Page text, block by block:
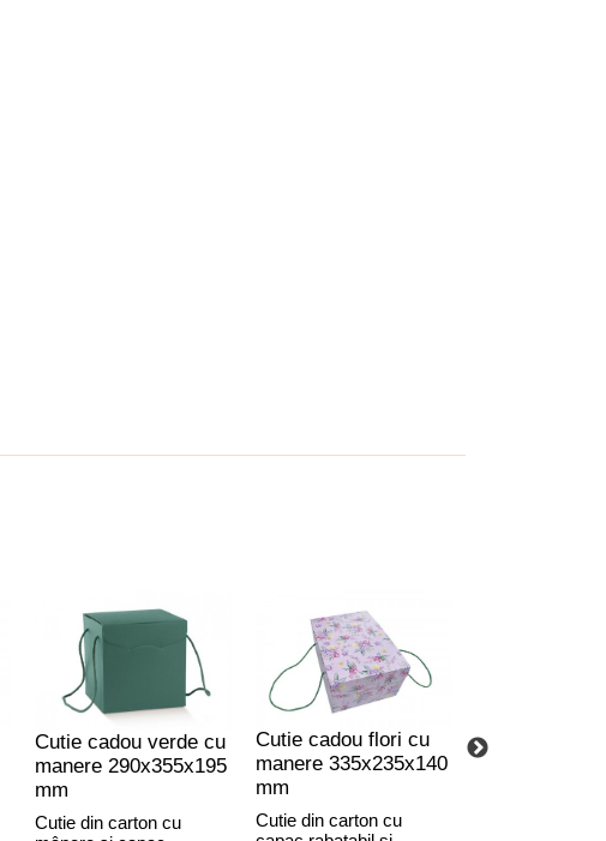
Cutie cadou verde cu
manere 290x355x195
mm
Cutie din carton cu
Cutie cadou flori cu
manere 335x235x140
mm
Cutie din carton cu
Cutie cadou
verde 2